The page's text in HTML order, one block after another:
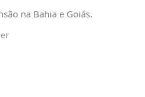
na Bahia e Goiás.